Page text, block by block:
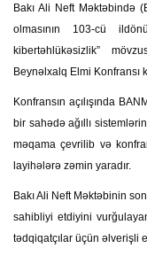
Bakı Ali Neft Məktəbində
olmasının 103-cü
kibertəhlükəsizlik”
Beynəlxalq Elmi Konfransı
Konfransın açılışında
bir sahədə ağıllı
məqama çevrilib və
layihələrə zəmin yaradır.
Bakı Ali Neft Məktəbinin
sahibliyi etdiyini
tədqiqatçılar üçün əlverişli